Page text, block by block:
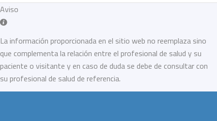
Aviso
La información proporcionada en el sitio web no reemplaza sino
que complementa la relación entre el profesional de salud y su
paciente o visitante y en caso de duda se debe de consultar con
su profesional de salud de referencia.